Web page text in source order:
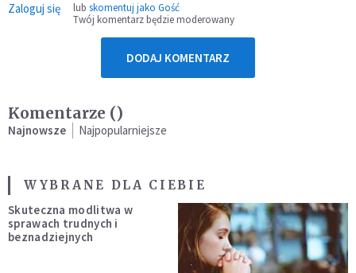
Zaloguj się lub skomentuj jako Gość
Twój komentarz będzie moderowany
DODAJ KOMENTARZ
Komentarze ()
Najnowsze Najpopularniejsze
WYBRANE DLA CIEBIE
Skuteczna modlitwa w
sprawach trudnych i
beznadziejnych